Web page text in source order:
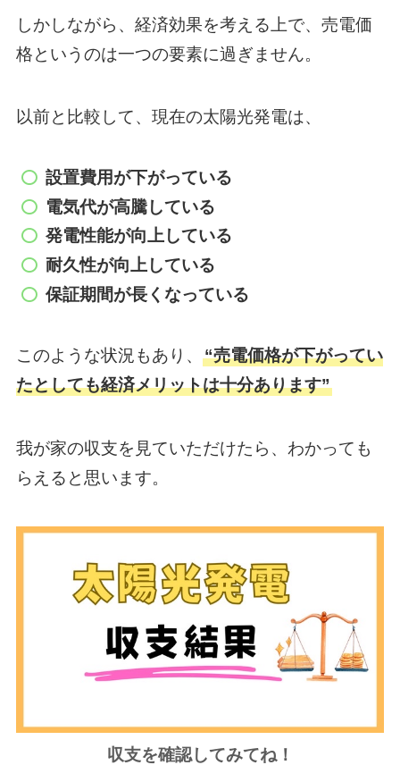
しかしながら、経済効果を考える上で、売電価
格というのは一つの要素に過ぎません。
以前と比較して、現在の太陽光発電は、
設置費用が下がっている
電気代が高騰している
発電性能が向上している
耐久性が向上している
保証期間が長くなっている
このような状況もあり、 “売電価格が下がってい
たとしても経済メリットは十分あります”
我が家の収支を見ていただけたら、わかっても
らえると思います。
収支を確認してみてね！